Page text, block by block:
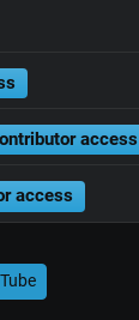
access
access